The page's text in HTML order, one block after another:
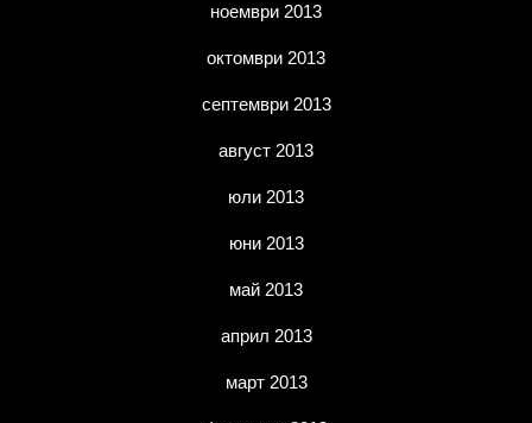
ноември 2013
октомври 2013
септември 2013
август 2013
юли 2013
юни 2013
май 2013
април 2013
март 2013